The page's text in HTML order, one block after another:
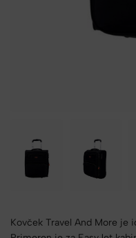
Kovček Travel And More je